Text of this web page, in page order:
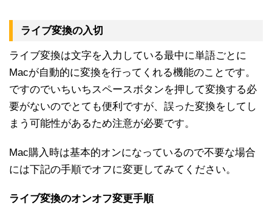
ライブ変換の入切
ライブ変換は文字を入力している最中に単語ごとに
Macが自動的に変換を行ってくれる機能のことです。
ですのでいちいちスペースボタンを押して変換する必
要がないのでとても便利ですが、誤った変換をしてし
まう可能性があるため注意が必要です。
Mac購入時は基本的オンになっているので不要な場合
には下記の手順でオフに変更してみてください。
ライブ変換のオンオフ変更手順